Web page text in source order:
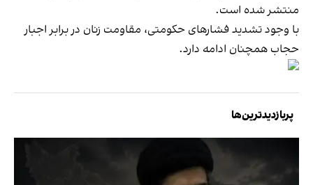
منتشر شده است.
با وجود تشدید فشارهای حکومتی، مقاومت زنان در برابر اجبار
حجاب همچنان ادامه دارد.
پربازدیدترین‌ها